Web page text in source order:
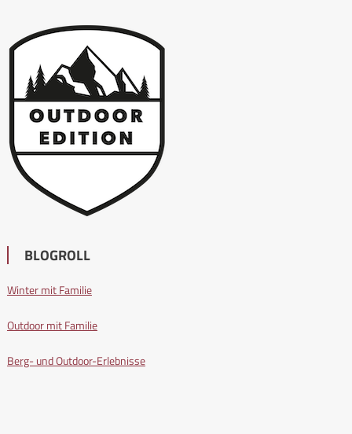
BLOGROLL
Winter mit Familie
Outdoor mit Familie
Berg- und Outdoor-Erlebnisse